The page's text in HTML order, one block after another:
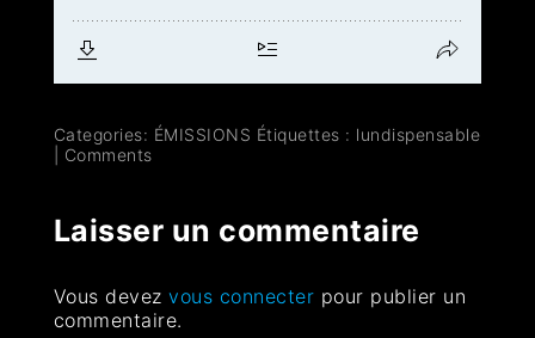
Categories: ÉMISSIONS Étiquettes : lundispensable
Comments
Laisser un commentaire
Vous devezvous connecter pour publier un
commentaire.